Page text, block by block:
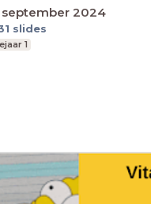
2024
slides
1